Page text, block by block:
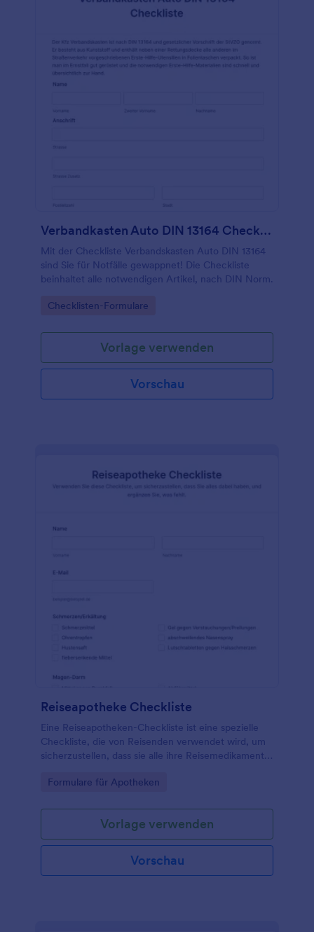
Verbandkasten Auto DIN 13164 Checkliste
Mit der Checkliste Verbandskasten Auto DIN 13164
sind Sie für Notfälle gewappnet! Die Checkliste
beinhaltet alle notwendigen Artikel, nach DIN Norm.
Go to Category:
Checklisten-Formulare
Vorlage verwenden
Vorschau
Reiseapotheke Checkliste
Eine Reiseapotheken-Checkliste ist eine spezielle
Checkliste, die von Reisenden verwendet wird, um
sicherzustellen, dass sie alle ihre Reisemedikamente
Go to Category:
Formulare für Apotheken
Vorlage verwenden
Vorschau